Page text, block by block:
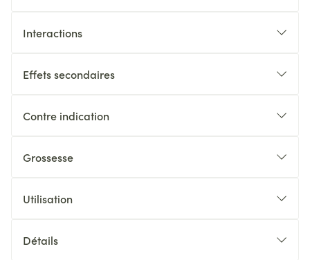
Interactions
Effets secondaires
Contre indication
Grossesse
Utilisation
Détails